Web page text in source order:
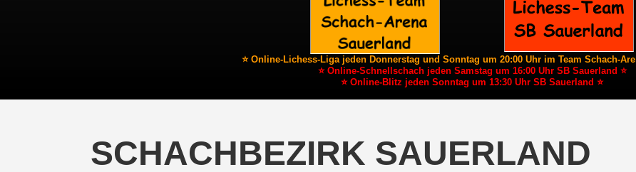
⭐ Online-Lichess-Liga jeden Donnerstag und Sonntag um 20:00 Uhr im Team Schach-
⭐ Online-Schnellschach jeden Samstag um 16:00 Uhr SB Sauerland ⭐
⭐ Online-Blitz jeden Sonntag um 13:30 Uhr SB Sauerland ⭐
SCHACHBEZIRK SAUERLAND